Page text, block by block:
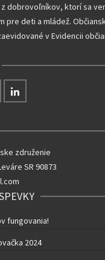
z dobrovoľníkov, ktorí sa
pre deti a mládež.
v Evidencii
združenie
SR 90873
fungovania!
2024